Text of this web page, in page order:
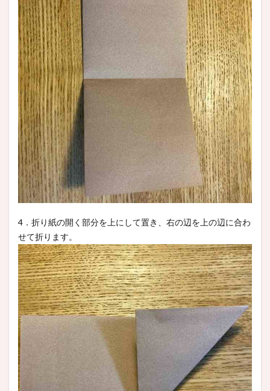
4．折り紙の開く部分を上にして置き、右の辺を上の辺に合わ
せて折ります。